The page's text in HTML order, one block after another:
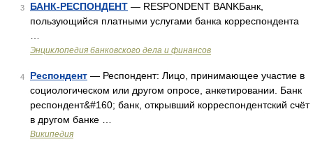
3 БАНК-РЕСПОНДЕНТ — RESPONDENT BANKБанк,
пользующийся платными услугами банка корреспондента
Энциклопедия банковского дела и финансов
4 Респондент — Респондент: Лицо, принимающее участие в
социологическом или другом опросе, анкетировании. Банк
респондент&#160; банк, открывший корреспондентский счёт
в другом банке …
Википедия